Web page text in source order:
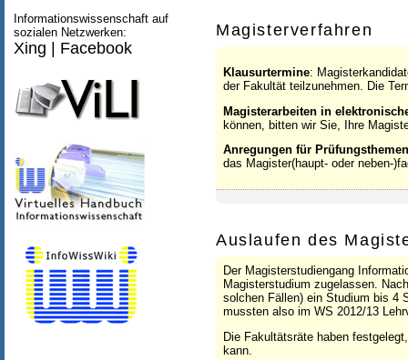
t
i
n
s
w
i
s
e
n
s
Informationswissenschaft auf
sozialen Netzwerken:
Xing Facebook
Magisterverfahren
Klausurtermine:
der Fakultät teilzunehmen. Die
Magisterarbeiten in
können, bitten wir Sie, Ihre
Anregungen für Prüfungsthemen
das Magister(haupt- oder neben-
Auslaufen des
Der Magisterstudiengang
Magisterstudium zugelassen.
solchen Fällen) ein Studium bis 4
mussten also im WS 2012/13
Die Fakultätsräte haben
kann.